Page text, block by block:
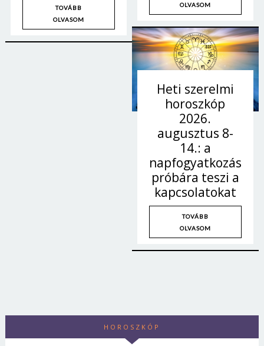
TOVÁBB
OLVASOM
OLVASOM
Heti szerelmi
horoszkóp
2026.
augusztus 8-
14.: a
napfogyatkozás
próbára teszi a
kapcsolatokat
TOVÁBB
OLVASOM
HOROSZKÓP